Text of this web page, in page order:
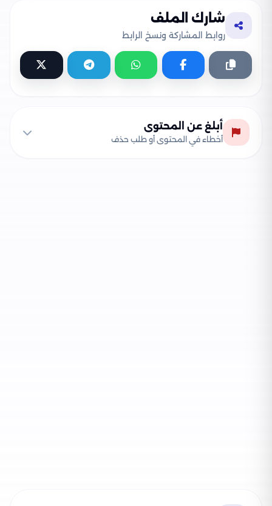
شارك الملف
روابط المشاركة ونسخ الرابط
أبلغ عن المحتوى
أخطاء في المحتوى أو طلب حذف